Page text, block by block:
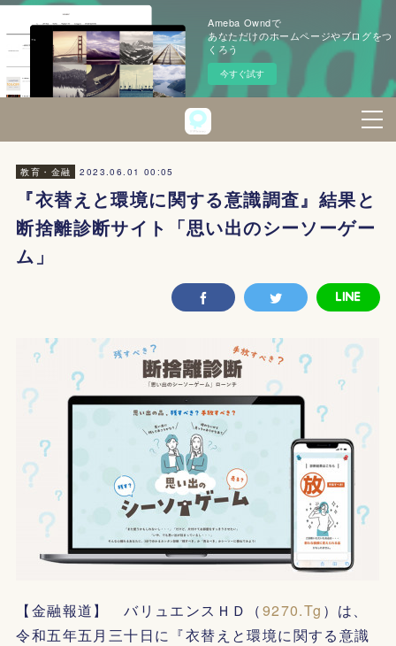
Ameba Owndで
あなただけのホームページやブログをつ
くろう
今すぐ試す
教育・金融 2023.06.01 00:05
『衣替えと環境に関する意識調査』結果と
断捨離診断サイト「思い出のシーソーゲー
ム」
【金融報道】 バリュエンスＨＤ（9270.Tg ）は、
令和五年五月三十日に『衣替えと環境に関する意識